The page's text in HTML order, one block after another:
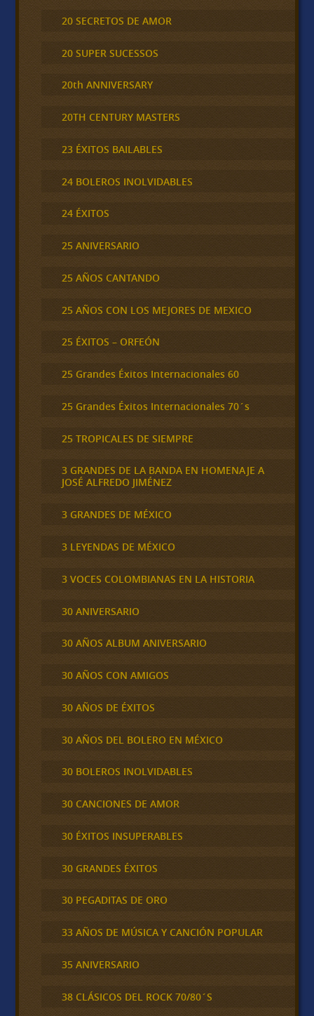
20 SECRETOS DE AMOR
20 SUPER SUCESSOS
20th ANNIVERSARY
20TH CENTURY MASTERS
23 ÉXITOS BAILABLES
24 BOLEROS INOLVIDABLES
24 ÉXITOS
25 ANIVERSARIO
25 AÑOS CANTANDO
25 AÑOS CON LOS MEJORES DE MEXICO
25 ÉXITOS – ORFEÓN
25 Grandes Éxitos Internacionales 60
25 Grandes Éxitos Internacionales 70´s
25 TROPICALES DE SIEMPRE
3 GRANDES DE LA BANDA EN HOMENAJE A
JOSÉ ALFREDO JIMÉNEZ
3 GRANDES DE MÉXICO
3 LEYENDAS DE MÉXICO
3 VOCES COLOMBIANAS EN LA HISTORIA
30 ANIVERSARIO
30 AÑOS ALBUM ANIVERSARIO
30 AÑOS CON AMIGOS
30 AÑOS DE ÉXITOS
30 AÑOS DEL BOLERO EN MÉXICO
30 BOLEROS INOLVIDABLES
30 CANCIONES DE AMOR
30 ÉXITOS INSUPERABLES
30 GRANDES ÉXITOS
30 PEGADITAS DE ORO
33 AÑOS DE MÚSICA Y CANCIÓN POPULAR
35 ANIVERSARIO
38 CLÁSICOS DEL ROCK 70/80´S